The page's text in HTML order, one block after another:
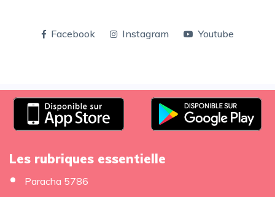
Facebook Instagram Youtube
Les rubriques essentielle
Paracha 5786